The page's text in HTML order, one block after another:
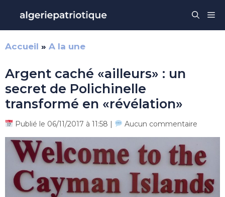
contenu
Accueil » A la une
Argent caché «ailleurs» : un
secret de Polichinelle
transformé en «révélation»
Publié le 06/11/2017 à 11:58 | Aucun commentaire